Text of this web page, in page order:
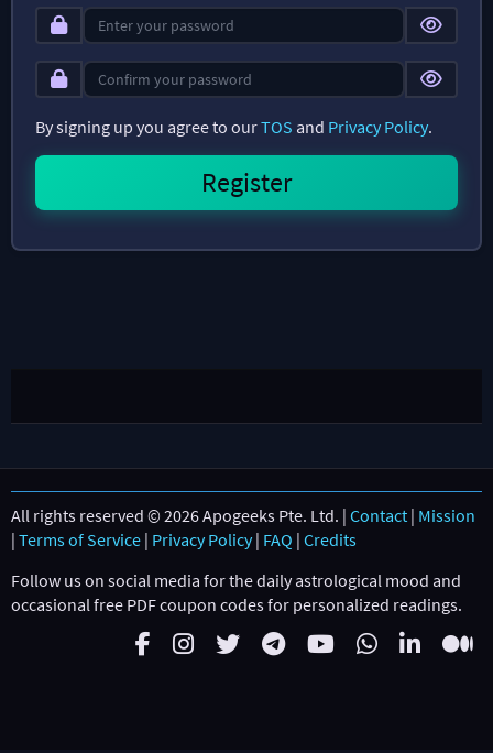
By signing up you agree to ourTOS and Privacy Policy.
All rights reserved © 2026 Apogeeks Pte. Ltd. | Contact | Mission
| Terms of Service | Privacy Policy| FAQ | Credits
Follow us on social media for the daily astrological mood and
occasional free PDF coupon codes for personalized readings.